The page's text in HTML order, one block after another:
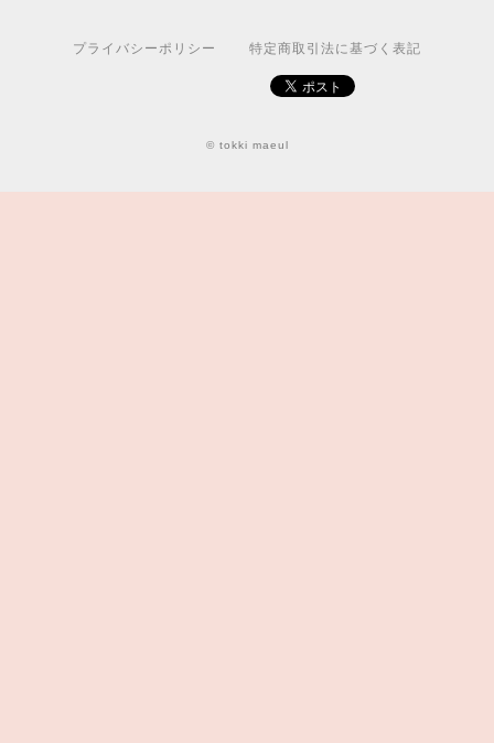
プライバシーポリシー 特定商取引法に基づく表記
© tokki maeul